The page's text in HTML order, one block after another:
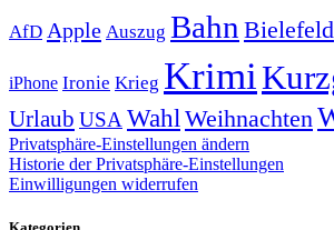
AfD Apple Auszug Bahn Bielefeld
iPhone Ironie Krieg Krimi
Urlaub USA Wahl Weihnachten
Privatsphäre-Einstellungen ändern
Historie der Privatsphäre-Einstellungen
Einwilligungen widerrufen